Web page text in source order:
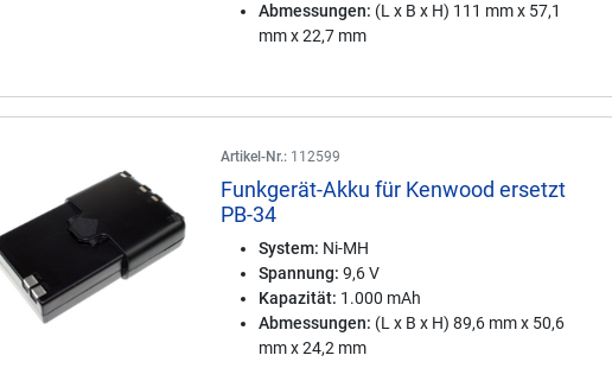
Abmessungen: (L x B x H) 111 mm x 57,1
mm x 22,7 mm
Artikel-Nr.: 112599
Funkgerät-Akku für Kenwood ersetzt
PB-34
System: Ni-MH
Spannung: 9,6 V
Kapazität: 1.000 mAh
Abmessungen: (L x B x H) 89,6 mm x 50,6
mm x 24,2 mm